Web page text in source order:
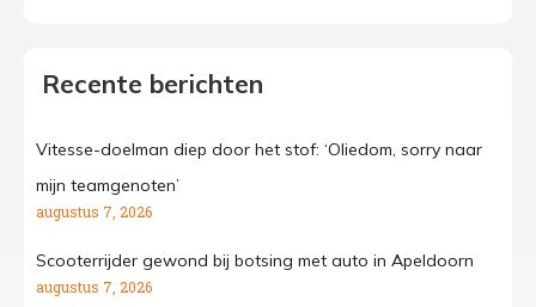
Recente berichten
Vitesse-doelman diep door het stof: ‘Oliedom, sorry naar
mijn teamgenoten’
augustus 7, 2026
Scooterrijder gewond bij botsing met auto in Apeldoorn
augustus 7, 2026